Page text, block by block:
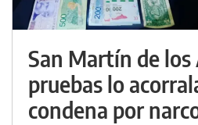
San Martín de los
pruebas lo
condena por